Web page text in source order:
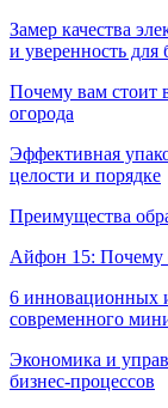
Замер качества
и уверенность для
Почему вам стоит
огорода
Эффективная
целости и порядке
Преимущества
Айфон 15: Почему
6 инновационных
современного
Экономика и
бизнес-процессов